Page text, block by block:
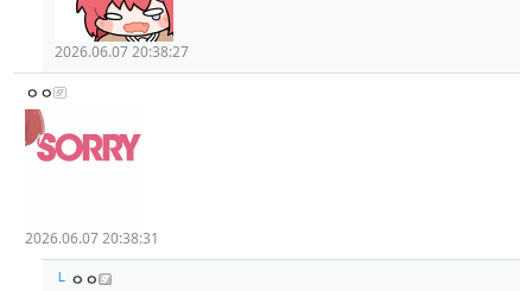
2026.06.07 20:38:27
ㅇㅇ
2026.06.07 20:38:31
└ ㅇㅇ